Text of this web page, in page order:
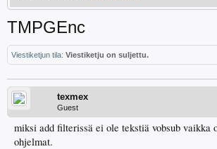
TMPGEnc
Viestiketjun tila: Viestiketju on suljettu.
texmex
Guest
miksi add filterissä ei ole tekstiä vobsub vaikka
ohjelmat.